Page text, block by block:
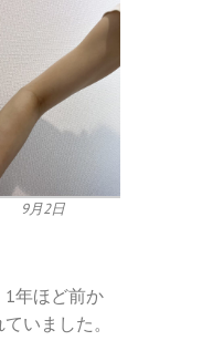
9月2日
1年ほど前か
いました。